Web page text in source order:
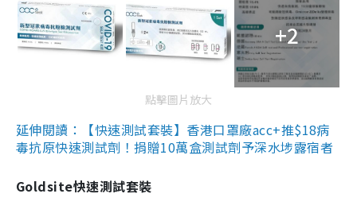
+2
點擊圖片放大
延伸閱讀：【快速測試套裝】香港口罩廠acc+推$18病
毒抗原快速測試劑！捐贈10萬盒測試劑予深水埗露宿者
Goldsite快速測試套裝